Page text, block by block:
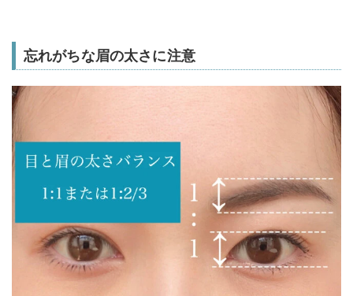
忘れがちな眉の太さに注意